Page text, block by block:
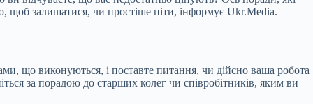
щоб залишатися, чи простіше піти, інформує Ukr.Media.
що виконуються, і поставте питання, чи дійсно ваша робота
за порадою до старших колег чи співробітників, яким ви